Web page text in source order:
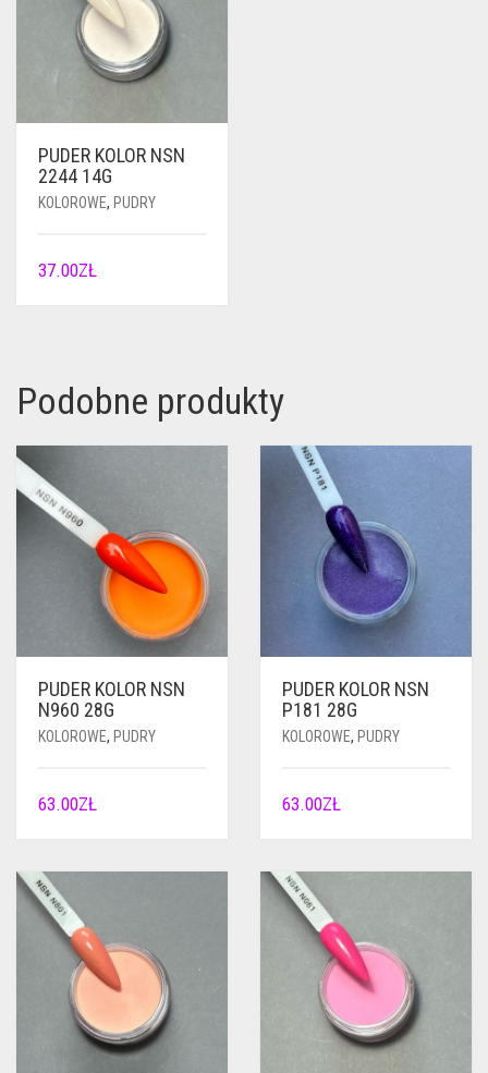
PUDER KOLOR NSN
2244 14G
KOLOROWE, PUDRY
37.00ZŁ
Podobne produkty
PUDER KOLOR NSN
N960 28G
KOLOROWE, PUDRY
63.00ZŁ
PUDER KOLOR NSN
P181 28G
KOLOROWE, PUDRY
63.00ZŁ